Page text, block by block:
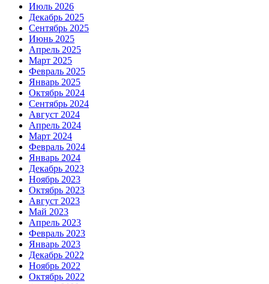
Июль 2026
Декабрь 2025
Сентябрь 2025
Июнь 2025
Апрель 2025
Март 2025
Февраль 2025
Январь 2025
Октябрь 2024
Сентябрь 2024
Август 2024
Апрель 2024
Март 2024
Февраль 2024
Январь 2024
Декабрь 2023
Ноябрь 2023
Октябрь 2023
Август 2023
Май 2023
Апрель 2023
Февраль 2023
Январь 2023
Декабрь 2022
Ноябрь 2022
Октябрь 2022